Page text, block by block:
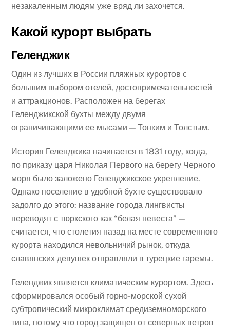
незакаленным людям уже вряд ли захочется.
Какой курорт выбрать
Геленджик
Один из лучших в России пляжных курортов с
большим выбором отелей, достопримечательностей
и аттракционов. Расположен на берегах
Геленджикской бухты между двумя
ограничивающими ее мысами — Тонким и Толстым.
История Геленджика начинается в 1831 году, когда,
по приказу царя Николая Первого на берегу Черного
моря было заложено Геленджикское укрепление.
Однако поселение в удобной бухте существовало
задолго до этого: название города лингвисты
переводят с тюркского как “белая невеста” —
считается, что столетия назад на месте современного
курорта находился невольничий рынок, откуда
славянских девушек отправляли в турецкие гаремы.
Геленджик является климатическим курортом. Здесь
сформировался особый горно-морской сухой
субтропический микроклимат средиземноморского
типа, потому что город защищен от северных ветров